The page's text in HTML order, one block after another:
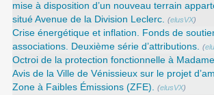
mise à disposition d’un nouveau terrain
situé Avenue de la Division Leclerc. (elusVX)
Crise énergétique et inflation. Fonds de
associations. Deuxième série d’attributions. (
Octroi de la protection fonctionnelle à
Avis de la Ville de Vénissieux sur le projet
Zone à Faibles Émissions (ZFE). (elusVX)